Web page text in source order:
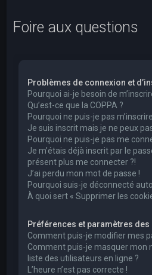
Foire aux questions
Problèmes de connexion et
Pourquoi ai-je besoin de
Qu’est-ce que la COPPA ?
Pourquoi ne puis-je pas
Je suis inscrit mais je ne peux
Pourquoi ne puis-je pas me
Je m’étais déjà inscrit par le
présent plus me connecter ?!
J’ai perdu mon mot de passe !
Pourquoi suis-je déconnecté
À quoi sert « Supprimer les
Préférences et paramètres
Comment puis-je modifier mes
Comment puis-je masquer mon
liste des utilisateurs en ligne ?
L’heure n’est pas correcte !